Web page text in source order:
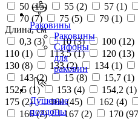
Раковины
Раковины
Сифоны
для
раковин
Душевые
поддоны
50 (15) 55 (2) 57 (1)
70 (7) 75 (5) 79 (1)
Длина, см
0,3 (3) 10 (3) 100 (12)
110 (1) 113,5 (1) 120 (13)
130 (8) 133 (2) 134 (1)
143 (2) 15 (8) 15,7 (1)
152,5 (1) 153 (4) 154,2 (1)
175 (2) 160 (45) 162 (4)
166 (2) 167 (2) 170 (97